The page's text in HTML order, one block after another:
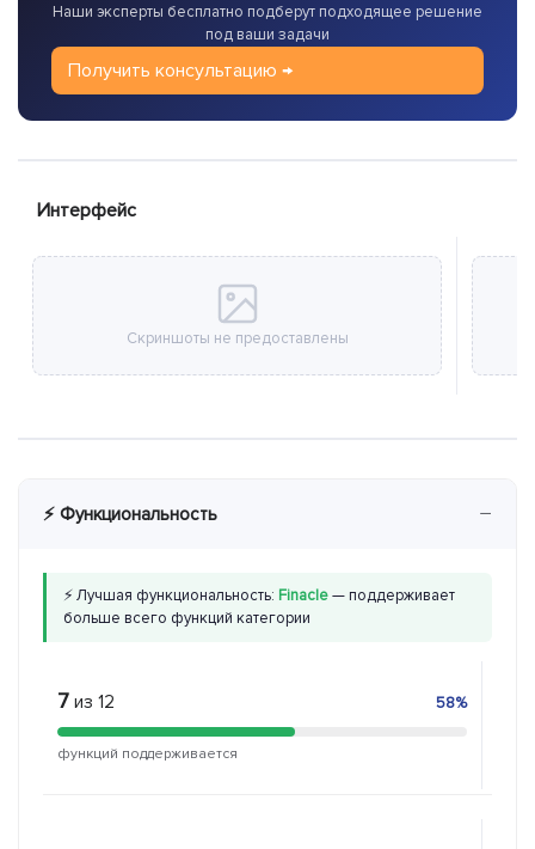
Наши эксперты бесплатно подберут подходящее решение
под ваши задачи
Получить консультацию →
Интерфейс
Скриншоты не предоставлены
⚡ Функциональность −
⚡ Лучшая функциональность: Finacle— поддерживает
больше всего функций категории
7 из 12 58%
функций поддерживается